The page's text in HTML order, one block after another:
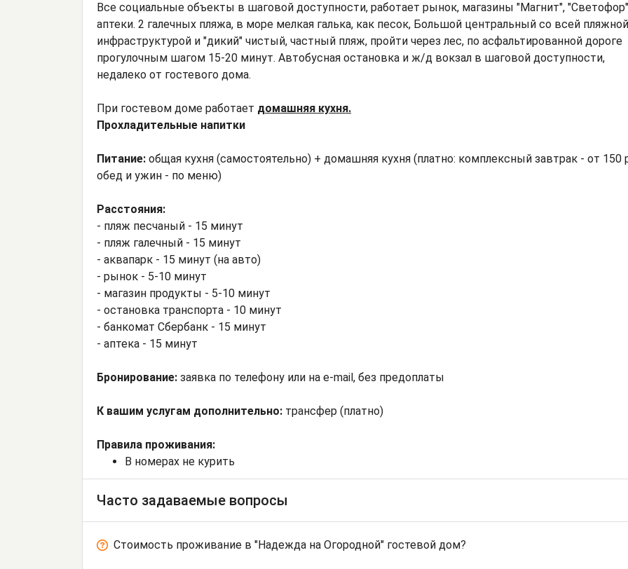
Все социальные объекты в шаговой доступности, работает рынок, магазины "Магнит",
аптеки. 2 галечных пляжа, в море мелкая галька, как песок, Большой центральный со всей пляжной
инфраструктурой и "дикий" чистый, частный пляж, пройти через лес, по асфальтированной дороге
прогулочным шагом 15-20 минут. Автобусная остановка и ж/д вокзал в шаговой доступности,
недалеко от гостевого дома.
При гостевом доме работает домашняя кухня.
Прохладительные напитки
Питание: общая кухня (самостоятельно) + домашняя кухня (платно: комплексный завтрак - от 150
обед и ужин - по меню)
Расстояния:
- пляж песчаный - 15 минут
- пляж галечный - 15 минут
- аквапарк - 15 минут (на авто)
- рынок - 5-10 минут
- магазин продукты - 5-10 минут
- остановка транспорта - 10 минут
- банкомат Сбербанк - 15 минут
- аптека - 15 минут
Бронирование: заявка по телефону или на e-mail, без предоплаты
К вашим услугам дополнительно: трансфер (платно)
Правила проживания:
В номерах не курить
Часто задаваемые вопросы
Стоимость проживание в "Надежда на Огородной" гостевой дом?